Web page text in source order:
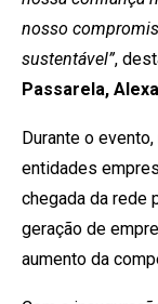
nosso
sustentável”,
Passarela,
Durante o
entidades
chegada da rede
geração de
aumento da